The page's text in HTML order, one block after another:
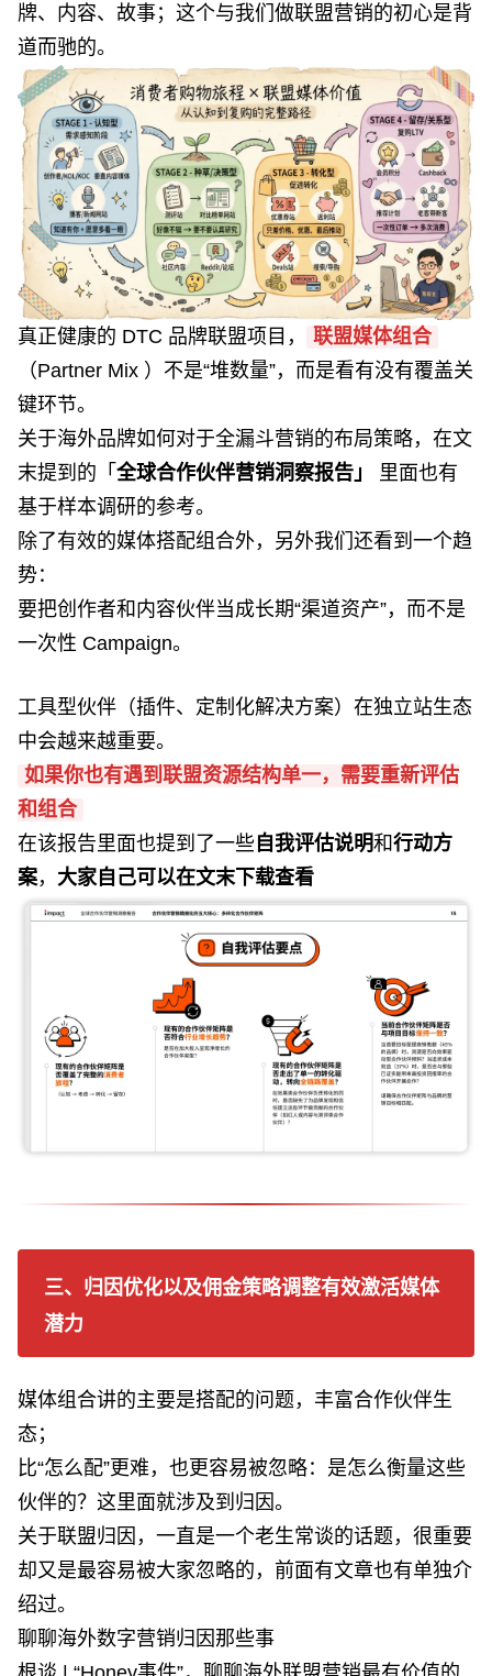
牌、内容、故事；这个与我们做联盟营销的初心是背
道而驰的。
真正健康的 DTC 品牌联盟项目，
联盟媒体组合
（Partner Mix ）不是“堆数量”，而是看有没有覆盖关
键环节。
关于海外品牌如何对于全漏斗营销的布局策略，在文
末提到的「 全球合作伙伴营销洞察报告」 里面也有
基于样本调研的参考。
除了有效的媒体搭配组合外，另外我们还看到一个趋
势：
要把创作者和内容伙伴当成长期“渠道资产”，而不是
一次性 Campaign。
工具型伙伴（插件、定制化解决方案）在独立站生态
中会越来越重要。
如果你也有遇到联盟资源结构单一，需要重新评估
和组合
在该报告里面也提到了一些自我评估说明和行动方
案， 大家自己可以在文末下载查看
三、归因优化以及佣金策略调整有效激活媒体
潜力
媒体组合讲的主要是搭配的问题，丰富合作伙伴生
态；
比“怎么配”更难，也更容易被忽略：是怎么衡量这些
伙伴的？这里面就涉及到归因。
关于联盟归因，一直是一个老生常谈的话题，很重要
却又是最容易被大家忽略的，前面有文章也有单独介
绍过。
聊聊海外数字营销归因那些事